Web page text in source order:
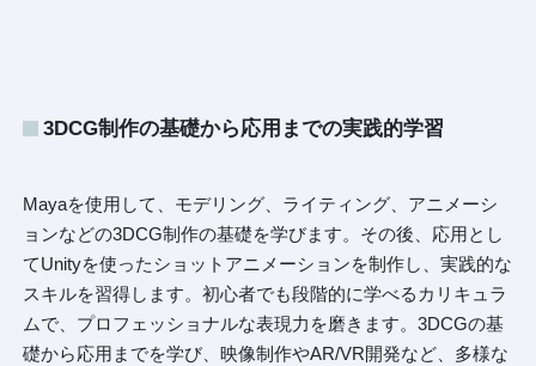
3DCG制作の基礎から応用までの実践的学習
Mayaを使用して、モデリング、ライティング、アニメーシ
ョンなどの3DCG制作の基礎を学びます。その後、応用とし
てUnityを使ったショットアニメーションを制作し、実践的な
スキルを習得します。初心者でも段階的に学べるカリキュラ
ムで、プロフェッショナルな表現力を磨きます。3DCGの基
礎から応用までを学び、映像制作やAR/VR開発など、多様な